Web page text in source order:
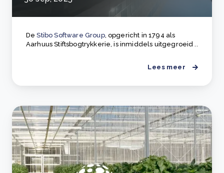
DeStibo Software Group, opgericht in 1794 als
Aarhuus Stiftsbogtrykkerie, is inmiddels uitgegroeid ..
Lees meer